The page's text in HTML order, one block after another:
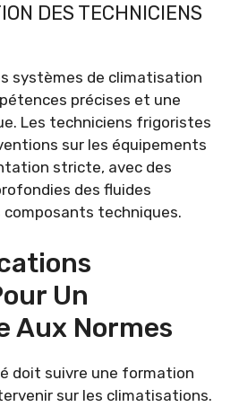
DES TECHNICIENS
systèmes de climatisation
précises et une
Les techniciens frigoristes
sur les équipements
stricte, avec des
des fluides
techniques.
Un
Aux Normes
doit suivre une formation
sur les climatisations.